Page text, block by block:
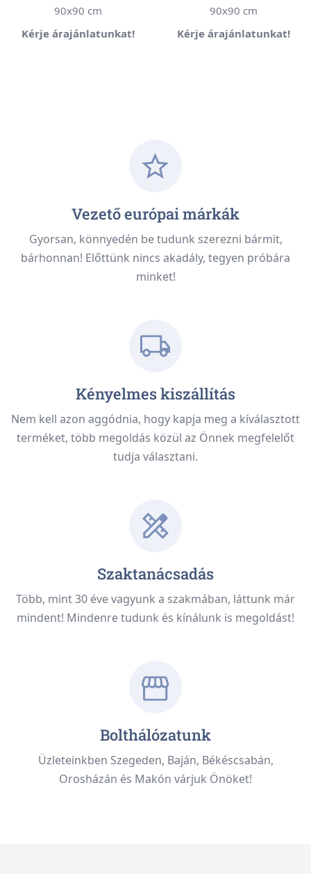
90x90 cm
Kérje árajánlatunkat!
90x90 cm
Kérje árajánlatunkat!
Vezető európai márkák
Gyorsan, könnyedén be tudunk szerezni bármit,
bárhonnan! Előttünk nincs akadály, tegyen próbára
minket!
Kényelmes kiszállítás
Nem kell azon aggódnia, hogy kapja meg a kíválasztott
terméket, több megoldás közül az Önnek megfelelőt
tudja választani.
Szaktanácsadás
Több, mint 30 éve vagyunk a szakmában, láttunk már
mindent! Mindenre tudunk és kínálunk is megoldást!
Bolthálózatunk
Üzleteinkben Szegeden, Baján, Békéscsabán,
Orosházán és Makón várjuk Önöket!